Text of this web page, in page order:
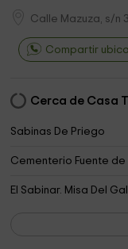
Calle Mazuza, s/n
Compartir
Cerca de Casa
Sabinas De Priego
Cementerio Fuente de
El Sabinar. Misa Del